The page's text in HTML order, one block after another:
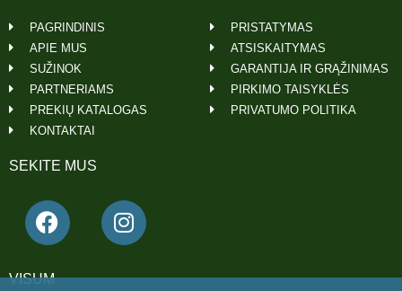
VISUM
SEKITE MUS
PRISTATYMAS
ATSISKAITYMAS
GARANTIJA IR GRĄŽINIMAS
PIRKIMO TAISYKLĖS
PRIVATUMO POLITIKA
PAGRINDINIS
APIE MUS
SUŽINOK
PARTNERIAMS
PREKIŲ KATALOGAS
KONTAKTAI